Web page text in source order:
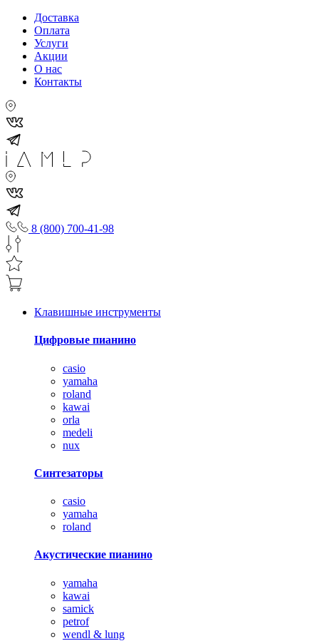
Доставка
Оплата
Услуги
Акции
О нас
Контакты
8 (800) 700-41-98
Клавишные инструменты
Цифровые пианино
casio
yamaha
roland
kawai
orla
medeli
nux
Синтезаторы
casio
yamaha
roland
Акустические пианино
yamaha
kawai
samick
petrof
wendl & lung